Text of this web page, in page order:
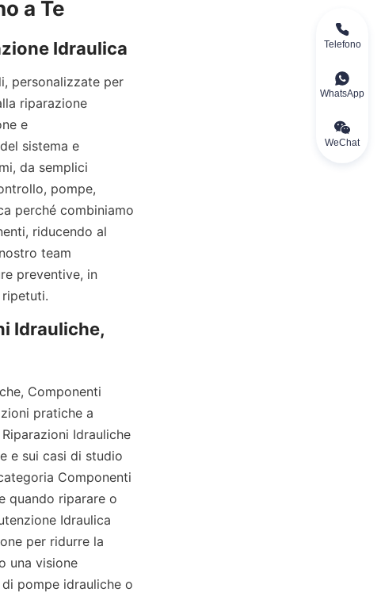
personalizzate per
riparazione
e
sistema e
da semplici
pompe,
perché combiniamo
riducendo al
team
preventive, in
Idrauliche,
Componenti
pratiche a
Idrauliche
e sui casi di studio
Componenti
quando riparare o
Idraulica
per ridurre la
una visione
pompe idrauliche o
Telefono
WhatsApp
WeChat